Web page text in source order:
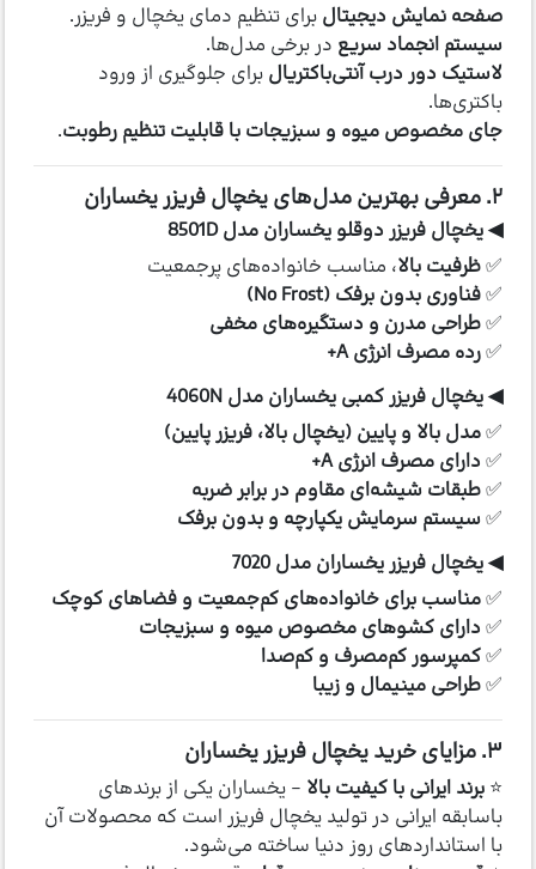
صفحه نمایش دیجیتال برای تنظیم دمای یخچال و فریزر.
سیستم انجماد سریع در برخی مدل‌ها.
لاستیک دور درب آنتی‌باکتریال برای جلوگیری از ورود
باکتری‌ها.
جای مخصوص میوه و سبزیجات با قابلیت تنظیم رطوبت.
۲. معرفی بهترین مدل‌های یخچال فریزر یخساران
◀ یخچال فریزر دوقلو یخساران مدل 8501D
✅ظرفیت بالا، مناسب خانواده‌های پرجمعیت
✅فناوری بدون برفک (No Frost)
✅طراحی مدرن و دستگیره‌های مخفی
✅رده مصرف انرژی A+
◀ یخچال فریزر کمبی یخساران مدل 4060N
✅مدل بالا و پایین (یخچال بالا، فریزر پایین)
✅ دارای مصرف انرژی A+
✅طبقات شیشه‌ای مقاوم در برابر ضربه
✅سیستم سرمایش یکپارچه و بدون برفک
◀ یخچال فریزر یخساران مدل 7020
✅مناسب برای خانواده‌های کم‌جمعیت و فضاهای کوچک
✅ دارای کشوهای مخصوص میوه و سبزیجات
✅کمپرسور کم‌مصرف و کم‌صدا
✅طراحی مینیمال و زیبا
۳. مزایای خرید یخچال فریزر یخساران
⭐برند ایرانی با کیفیت بالا – یخساران یکی از برندهای
باسابقه ایرانی در تولید یخچال فریزر است که محصولات آن
با استانداردهای روز دنیا ساخته می‌شود.